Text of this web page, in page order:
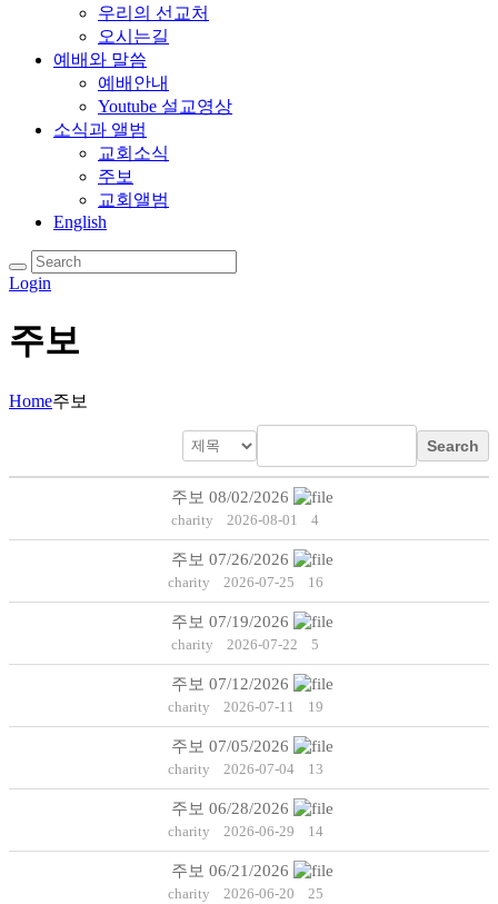
우리의 선교처
오시는길
예배와 말씀
예배안내
Youtube 설교영상
소식과 앨범
교회소식
주보
교회앨범
English
Login
주보
Home주보
Search
주보 08/02/2026
charity 2026-08-01 4
주보 07/26/2026
charity 2026-07-25 16
주보 07/19/2026
charity 2026-07-22 5
주보 07/12/2026
charity 2026-07-11 19
주보 07/05/2026
charity 2026-07-04 13
주보 06/28/2026
charity 2026-06-29 14
주보 06/21/2026
charity 2026-06-20 25